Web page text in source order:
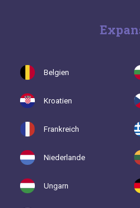
Belgien
Kroatien
Frankreich
Niederlande
Ungarn